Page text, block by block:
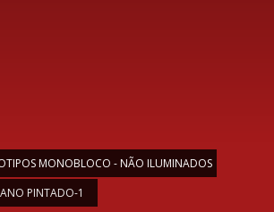
MONOBLOCO - NÃO ILUMINADOS
PINTADO-1